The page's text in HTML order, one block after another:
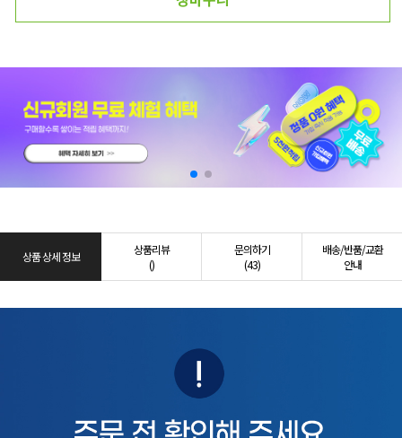
상품 상세 정보
상품리뷰
()
문의하기
(43)
배송/반품/교환
안내